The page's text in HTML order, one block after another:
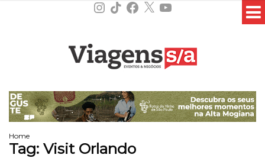
Instagram
TikTokFacebook
X YouTube
Home
Tag: Visit Orlando